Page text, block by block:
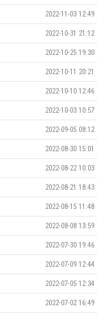
2022-11-03 12:49
2022-10-31 21:12
2022-10-25 19:30
2022-10-11 20:21
2022-10-10 12:46
2022-10-03 10:57
2022-09-05 08:12
2022-08-30 15:01
2022-08-22 10:03
2022-08-21 18:43
2022-08-15 11:48
2022-08-08 13:59
2022-07-30 19:46
2022-07-09 12:44
2022-07-05 12:34
2022-07-02 16:49